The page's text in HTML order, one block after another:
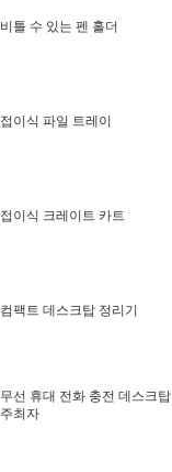
비틀 수 있는 펜 홀더
접이식 파일 트레이
접이식 크레이트 카트
컴팩트 데스크탑 정리기
무선 휴대 전화 충전 데스크탑
주최자